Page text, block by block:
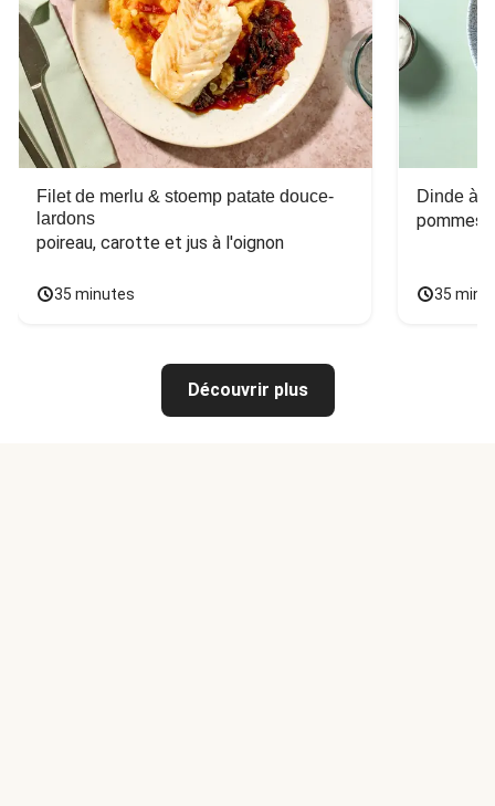
Filet de merlu & stoemp patate douce-
lardons
poireau, carotte et jus à l'oignon
35 minutes
Dinde à
pommes
35
Découvrir plus